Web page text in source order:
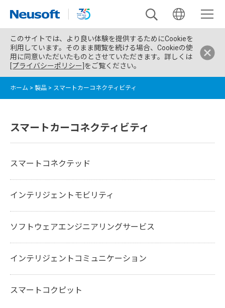
このサイトでは、より良い体験を提供するためにCookieを
利用しています。そのまま閲覧を続ける場合、Cookieの使
用に同意いただいたものとさせていただきます。詳しくは
[プライバシーポリシー] をご覧ください。
ホーム > 製品 > スマートカーコネクティビティ
スマートカーコネクティビティ
スマートコネクテッド
インテリジェントモビリティ
ソフトウェアエンジニアリングサービス
インテリジェントコミュニケーション
スマートコクピット